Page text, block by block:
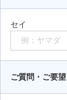
セイ
ご質問・ご要望